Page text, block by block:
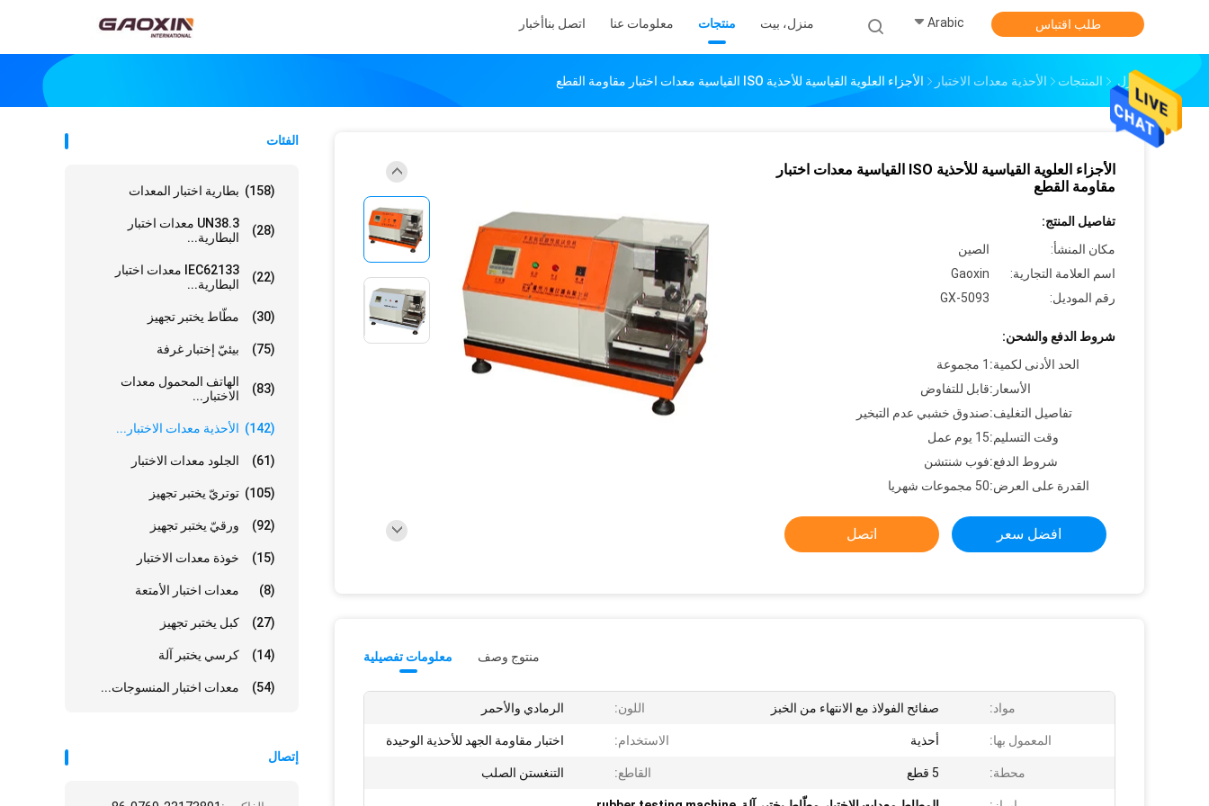
منزل، بيت منتجات معلومات عنا اتصل بناأخبار Arabic طلب اقتباس
منزل المنتجات الأحذية معدات الاختبار الأجزاء العلوية القياسية للأحذية ISO القياسية معدات اختبار مقاومة القطع
الفئات
بطارية اختبار المعدات (158)
UN38.3 معدات اختبار
البطارية...
(28)
IEC62133 معدات اختبار
البطارية...
(22)
مطّاط يختبر تجهيز (30)
بيئيّ إختبار غرفة (75)
الهاتف المحمول معدات
الاختبار...
(83)
الأحذية معدات الاختبار... (142)
الجلود معدات الاختبار (61)
توتريّ يختبر تجهيز (105)
ورقيّ يختبر تجهيز (92)
خوذة معدات الاختبار (15)
معدات اختبار الأمتعة (8)
كبل يختبر تجهيز (27)
كرسي يختبر آلة (14)
معدات اختبار المنسوجات... (54)
إتصال
الأجزاء العلوية القياسية للأحذية ISO القياسية معدات اختبار
مقاومة القطع
تفاصيل المنتج:
مكان المنشأ:
الصين
اسم العلامة التجارية:
Gaoxin
رقم الموديل:
GX-5093
شروط الدفع والشحن:
الحد الأدنى لكمية: 1 مجموعة
الأسعار:قابل للتفاوض
تفاصيل التغليف:صندوق خشبي عدم التبخير
وقت التسليم:15 يوم عمل
شروط الدفع:فوب شنتشن
القدرة على العرض:50 مجموعات شهريا
افضل سعر اتصل
معلومات تفصيلية منتوج وصف
مواد: صفائح الفولاذ مع الانتهاء من الخبز اللون: الرمادي والأحمر
المعمول بها: أحذية الاستخدام: اختبار مقاومة الجهد للأحذية الوحيدة
محطة: 5 قطع القاطع: التنغستن الصلب